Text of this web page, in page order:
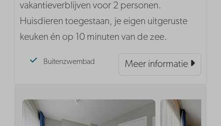
vakantieverblijven voor 2 personen.
Huisdieren toegestaan, je eigen uitgeruste
keuken én op 10 minuten van de zee.
Buitenzwembad Meer informatie